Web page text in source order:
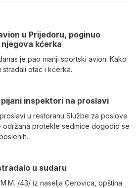
u Prijedoru, poginuo
kćerka
je pao manji sportski avion. Kako
stradali otac i kćerka.
inspektori na proslavi
u restoranu Službe za poslove
održana protekle sedmice dogodio se
u sudaru
/43/ iz naselja Cerovica, opština